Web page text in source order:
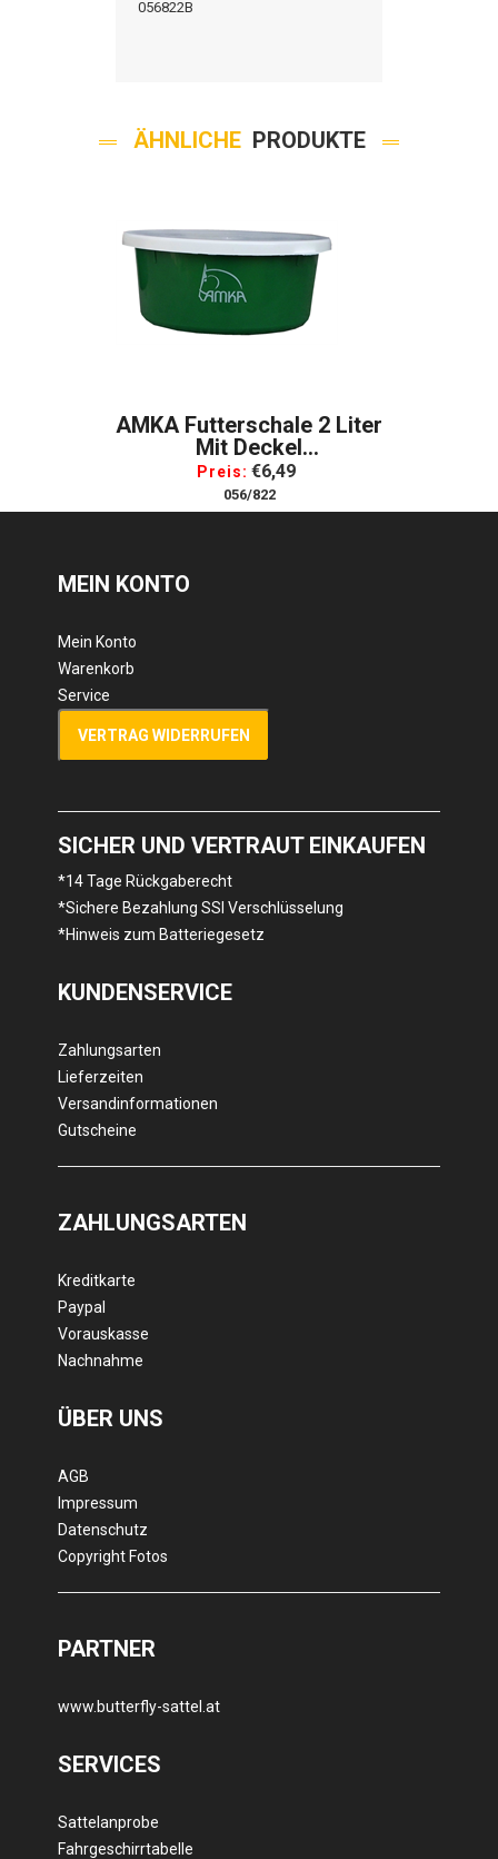
056822B
ÄHNLICHEPRODUKTE
AMKA Futterschale 2 Liter
Mit Deckel
LeckschüsselMüslischale
Futterschüssel
Wasserschüssel Für
Preis: €6,49
056/822
MEIN KONTO
Mein Konto
Warenkorb
Service
VERTRAG WIDERRUFEN
SICHER UND VERTRAUT EINKAUFEN
*14 Tage Rückgaberecht
*Sichere Bezahlung SSl Verschlüsselung
*Hinweis zum Batteriegesetz
KUNDENSERVICE
Zahlungsarten
Lieferzeiten
Versandinformationen
Gutscheine
ZAHLUNGSARTEN
Kreditkarte
Paypal
Vorauskasse
Nachnahme
ÜBER UNS
AGB
Impressum
Datenschutz
Copyright Fotos
PARTNER
www.butterfly-sattel.at
SERVICES
Sattelanprobe
Fahrgeschirrtabelle